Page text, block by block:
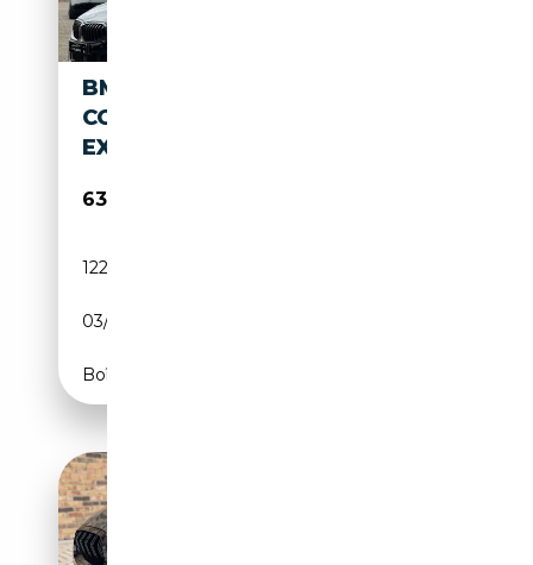
BMW M850 8-SERIE GRAN
COUPÉ M850I XDRIVE HIGH
EXECUTIVE BTW
63 500€
122 540 km
03/2021
Boîte automatique